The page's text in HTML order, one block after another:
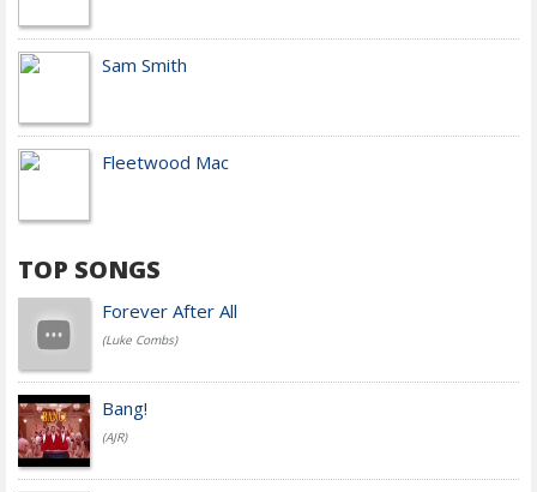
Sam Smith
Fleetwood Mac
TOP SONGS
Forever After All
(Luke Combs)
Bang!
(AJR)